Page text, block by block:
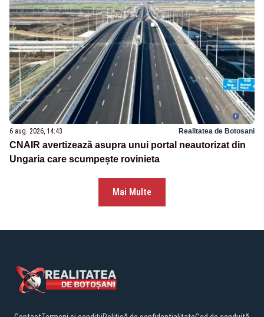
6 aug. 2026, 14:43 Realitatea de Botosani
CNAIR avertizează asupra unui portal neautorizat din
Ungaria care scumpește rovinieta
Mai Multe